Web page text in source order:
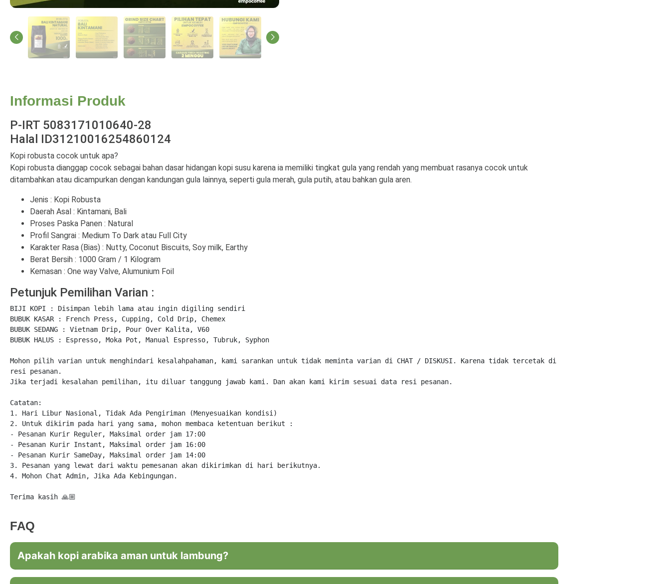
Informasi Produk
P-IRT 5083171010640-28
Halal ID31210016254860124
Kopi robusta cocok untuk apa?
Kopi robusta dianggap cocok sebagai bahan dasar hidangan kopi susu karena ia memiliki tingkat gula yang rendah yang membuat rasanya cocok untuk
ditambahkan atau dicampurkan dengan kandungan gula lainnya, seperti gula merah, gula putih, atau bahkan gula aren.
Jenis : Kopi Robusta
Daerah Asal : Kintamani, Bali
Proses Paska Panen : Natural
Profil Sangrai : Medium To Dark atau Full City
Karakter Rasa (Bias) : Nutty, Coconut Biscuits, Soy milk, Earthy
Berat Bersih : 1000 Gram / 1 Kilogram
Kemasan : One way Valve, Alumunium Foil
Petunjuk Pemilihan Varian :
BIJI KOPI : Disimpan lebih lama atau ingin digiling sendiri
BUBUK KASAR : French Press, Cupping, Cold Drip, Chemex
BUBUK SEDANG : Vietnam Drip, Pour Over Kalita, V60
BUBUK HALUS : Espresso, Moka Pot, Manual Espresso, Tubruk, Syphon
Mohon pilih varian untuk menghindari kesalahpahaman, kami sarankan untuk tidak meminta varian di CHAT / DISKUSI. Karena tidak tercetak di
resi pesanan.
Jika terjadi kesalahan pemilihan, itu diluar tanggung jawab kami. Dan akan kami kirim sesuai data resi pesanan.
Catatan:
1. Hari Libur Nasional, Tidak Ada Pengiriman (Menyesuaikan kondisi)
2. Untuk dikirim pada hari yang sama, mohon membaca ketentuan berikut :
- Pesanan Kurir Reguler, Maksimal order jam 17:00
- Pesanan Kurir Instant, Maksimal order jam 16:00
- Pesanan Kurir SameDay, Maksimal order jam 14:00
3. Pesanan yang lewat dari waktu pemesanan akan dikirimkan di hari berikutnya.
4. Mohon Chat Admin, Jika Ada Kebingungan.
Terima kasih 🙏🏼
FAQ
Apakah kopi arabika aman untuk lambung?